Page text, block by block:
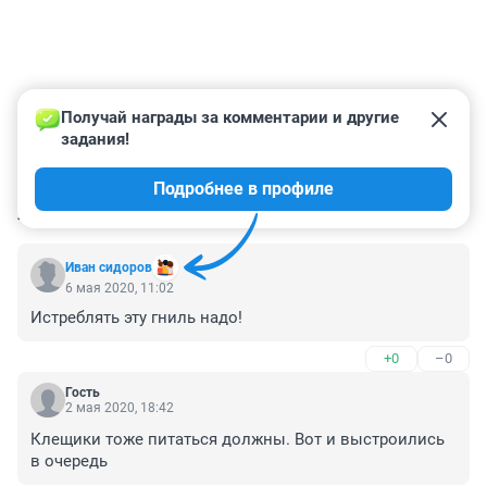
КОММЕНТАРИИ 7
Иван сидоров
Получай награды за комментарии и другие
задания!
Подробнее в профиле
6 мая 2020, 11:02
Истреблять эту гниль надо!
+0 –0
Гость
2 мая 2020, 18:42
Клещики тоже питаться должны. Вот и выстроились
в очередь